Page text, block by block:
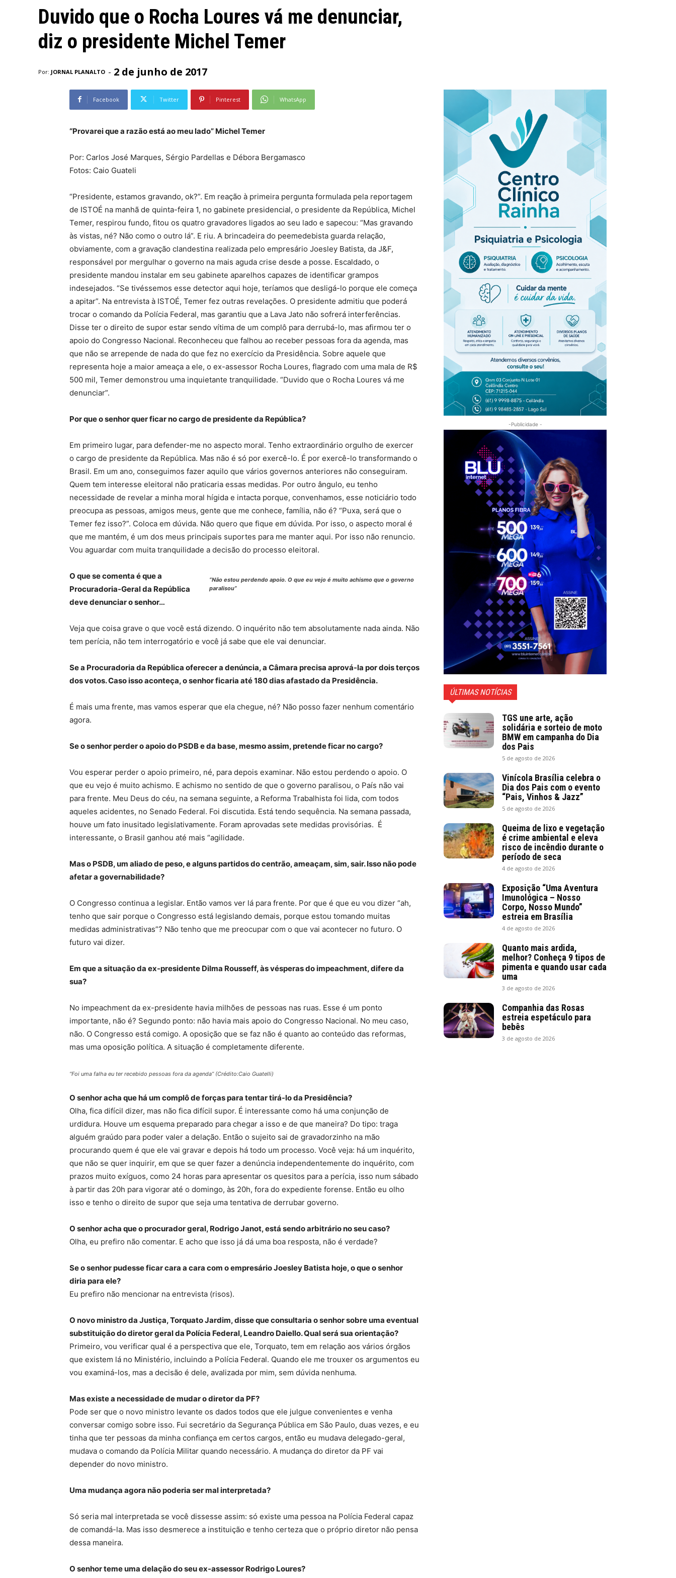
Duvido que o Rocha Loures vá me denunciar,
diz o presidente Michel Temer
Por: JORNAL PLANALTO - 2 de junho de 2017
Facebook Twitter Pinterest WhatsApp
“Provarei que a razão está ao meu lado” Michel Temer
Por: Carlos José Marques, Sérgio Pardellas e Débora Bergamasco
Fotos: Caio Guateli
“Presidente, estamos gravando, ok?”. Em reação à primeira pergunta formulada pela reportagem
de ISTOÉ na manhã de quinta-feira 1, no gabinete presidencial, o presidente da República, Michel
Temer, respirou fundo, fitou os quatro gravadores ligados ao seu lado e sapecou: “Mas gravando
às vistas, né? Não como o outro lá”. E riu. A brincadeira do peemedebista guarda relação,
obviamente, com a gravação clandestina realizada pelo empresário Joesley Batista, da J&F,
responsável por mergulhar o governo na mais aguda crise desde a posse. Escaldado, o
presidente mandou instalar em seu gabinete aparelhos capazes de identificar grampos
indesejados. “Se tivéssemos esse detector aqui hoje, teríamos que desligá-lo porque ele começa
a apitar”. Na entrevista à ISTOÉ, Temer fez outras revelações. O presidente admitiu que poderá
trocar o comando da Polícia Federal, mas garantiu que a Lava Jato não sofrerá interferências.
Disse ter o direito de supor estar sendo vítima de um complô para derrubá-lo, mas afirmou ter o
apoio do Congresso Nacional. Reconheceu que falhou ao receber pessoas fora da agenda, mas
que não se arrepende de nada do que fez no exercício da Presidência. Sobre aquele que
representa hoje a maior ameaça a ele, o ex-assessor Rocha Loures, flagrado com uma mala de R$
500 mil, Temer demonstrou uma inquietante tranquilidade. “Duvido que o Rocha Loures vá me
denunciar”.
Por que o senhor quer ficar no cargo de presidente da República?
Em primeiro lugar, para defender-me no aspecto moral. Tenho extraordinário orgulho de exercer
o cargo de presidente da República. Mas não é só por exercê-lo. É por exercê-lo transformando o
Brasil. Em um ano, conseguimos fazer aquilo que vários governos anteriores não conseguiram.
Quem tem interesse eleitoral não praticaria essas medidas. Por outro ângulo, eu tenho
necessidade de revelar a minha moral hígida e intacta porque, convenhamos, esse noticiário todo
preocupa as pessoas, amigos meus, gente que me conhece, família, não é? “Puxa, será que o
Temer fez isso?”. Coloca em dúvida. Não quero que fique em dúvida. Por isso, o aspecto moral é
que me mantém, é um dos meus principais suportes para me manter aqui. Por isso não renuncio.
Vou aguardar com muita tranquilidade a decisão do processo eleitoral.
“Não estou perdendo apoio. O que eu vejo é muito achismo que o governo
paralisou”
O que se comenta é que a
Procuradoria-Geral da República
deve denunciar o senhor…
Veja que coisa grave o que você está dizendo. O inquérito não tem absolutamente nada ainda. Não
tem perícia, não tem interrogatório e você já sabe que ele vai denunciar.
Se a Procuradoria da República oferecer a denúncia, a Câmara precisa aprová-la por dois terços
dos votos. Caso isso aconteça, o senhor ficaria até 180 dias afastado da Presidência.
É mais uma frente, mas vamos esperar que ela chegue, né? Não posso fazer nenhum comentário
agora.
Se o senhor perder o apoio do PSDB e da base, mesmo assim, pretende ficar no cargo?
Vou esperar perder o apoio primeiro, né, para depois examinar. Não estou perdendo o apoio. O
que eu vejo é muito achismo. E achismo no sentido de que o governo paralisou, o País não vai
para frente. Meu Deus do céu, na semana seguinte, a Reforma Trabalhista foi lida, com todos
aqueles acidentes, no Senado Federal. Foi discutida. Está tendo sequência. Na semana passada,
houve um fato inusitado legislativamente. Foram aprovadas sete medidas provisórias. É
interessante, o Brasil ganhou até mais “agilidade.
Mas o PSDB, um aliado de peso, e alguns partidos do centrão, ameaçam, sim, sair. Isso não pode
afetar a governabilidade?
O Congresso continua a legislar. Então vamos ver lá para frente. Por que é que eu vou dizer “ah,
tenho que sair porque o Congresso está legislando demais, porque estou tomando muitas
medidas administrativas”? Não tenho que me preocupar com o que vai acontecer no futuro. O
futuro vai dizer.
Em que a situação da ex-presidente Dilma Rousseff, às vésperas do impeachment, difere da
sua?
No impeachment da ex-presidente havia milhões de pessoas nas ruas. Esse é um ponto
importante, não é? Segundo ponto: não havia mais apoio do Congresso Nacional. No meu caso,
não. O Congresso está comigo. A oposição que se faz não é quanto ao conteúdo das reformas,
mas uma oposição política. A situação é completamente diferente.
“Foi uma falha eu ter recebido pessoas fora da agenda” (Crédito:Caio Guatelli)
O senhor acha que há um complô de forças para tentar tirá-lo da Presidência?
Olha, fica difícil dizer, mas não fica difícil supor. É interessante como há uma conjunção de
urdidura. Houve um esquema preparado para chegar a isso e de que maneira? Do tipo: traga
alguém graúdo para poder valer a delação. Então o sujeito sai de gravadorzinho na mão
procurando quem é que ele vai gravar e depois há todo um processo. Você veja: há um inquérito,
que não se quer inquirir, em que se quer fazer a denúncia independentemente do inquérito, com
prazos muito exíguos, como 24 horas para apresentar os quesitos para a perícia, isso num sábado
à partir das 20h para vigorar até o domingo, às 20h, fora do expediente forense. Então eu olho
isso e tenho o direito de supor que seja uma tentativa de derrubar governo.
O senhor acha que o procurador geral, Rodrigo Janot, está sendo arbitrário no seu caso?
Olha, eu prefiro não comentar. E acho que isso já dá uma boa resposta, não é verdade?
Se o senhor pudesse ficar cara a cara com o empresário Joesley Batista hoje, o que o senhor
diria para ele?
Eu prefiro não mencionar na entrevista (risos).
O novo ministro da Justiça, Torquato Jardim, disse que consultaria o senhor sobre uma eventual
substituição do diretor geral da Polícia Federal, Leandro Daiello. Qual será sua orientação?
Primeiro, vou verificar qual é a perspectiva que ele, Torquato, tem em relação aos vários órgãos
que existem lá no Ministério, incluindo a Polícia Federal. Quando ele me trouxer os argumentos eu
vou examiná-los, mas a decisão é dele, avalizada por mim, sem dúvida nenhuma.
Mas existe a necessidade de mudar o diretor da PF?
Pode ser que o novo ministro levante os dados todos que ele julgue convenientes e venha
conversar comigo sobre isso. Fui secretário da Segurança Pública em São Paulo, duas vezes, e eu
tinha que ter pessoas da minha confiança em certos cargos, então eu mudava delegado-geral,
mudava o comando da Polícia Militar quando necessário. A mudança do diretor da PF vai
depender do novo ministro.
Uma mudança agora não poderia ser mal interpretada?
Só seria mal interpretada se você dissesse assim: só existe uma pessoa na Polícia Federal capaz
de comandá-la. Mas isso desmerece a instituição e tenho certeza que o próprio diretor não pensa
dessa maneira.
O senhor teme uma delação do seu ex-assessor Rodrigo Loures?
-Publicidade -
ÚLTIMAS NOTÍCIAS
TGS une arte, ação
solidária e sorteio de moto
BMW em campanha do Dia
dos Pais
5 de agosto de 2026
Vinícola Brasília celebra o
Dia dos Pais com o evento
“Pais, Vinhos & Jazz”
5 de agosto de 2026
Queima de lixo e vegetação
é crime ambiental e eleva
risco de incêndio durante o
período de seca
4 de agosto de 2026
Exposição “Uma Aventura
Imunológica – Nosso
Corpo, Nosso Mundo”
estreia em Brasília
4 de agosto de 2026
Quanto mais ardida,
melhor? Conheça 9 tipos de
pimenta e quando usar cada
uma
3 de agosto de 2026
Companhia das Rosas
estreia espetáculo para
bebês
3 de agosto de 2026